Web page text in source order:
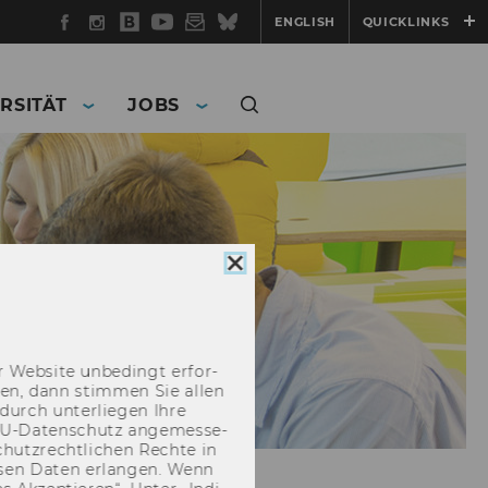
Facebook
Instagram
WU
Blog
YouTube
Newsletter
BlueskyENGLISH QUICKLINKS
JOBS
Cookie
Consent
schließen
Web­site un­be­dingt er­for­
dann stim­men Sie allen
un­ter­lie­gen Ihre
​Datenschutz an­ge­mes­se­
Rech­te in
Daten er­lan­gen. Wenn